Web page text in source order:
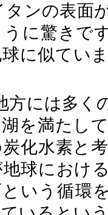
タンの表面
に驚きで
に似てい
方には多く
を満たし
化水素と
球におけ
いう循環